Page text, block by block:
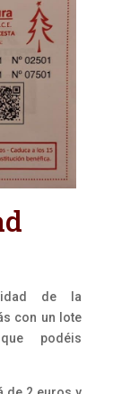
de la
con un lote
podéis